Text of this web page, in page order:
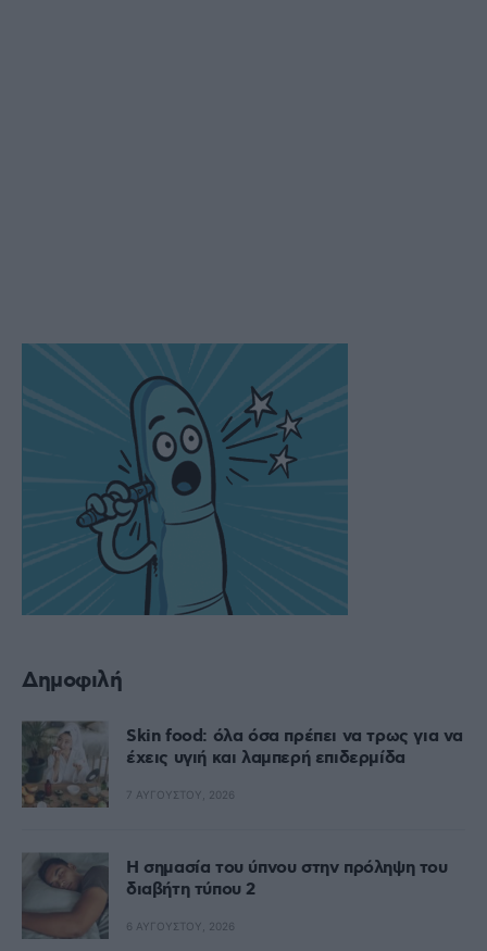
Δημοφιλή
Skin food: όλα όσα πρέπει να τρως για να
έχεις υγιή και λαμπερή επιδερμίδα
7 ΑΥΓΟΎΣΤΟΥ, 2026
Η σημασία του ύπνου στην πρόληψη του
διαβήτη τύπου 2
6 ΑΥΓΟΎΣΤΟΥ, 2026